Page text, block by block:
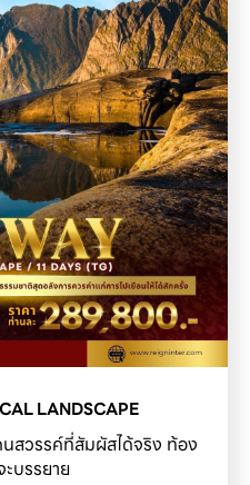
สวรรค์ที่สัมผัสได้จริง ท้อง
บรรยาย